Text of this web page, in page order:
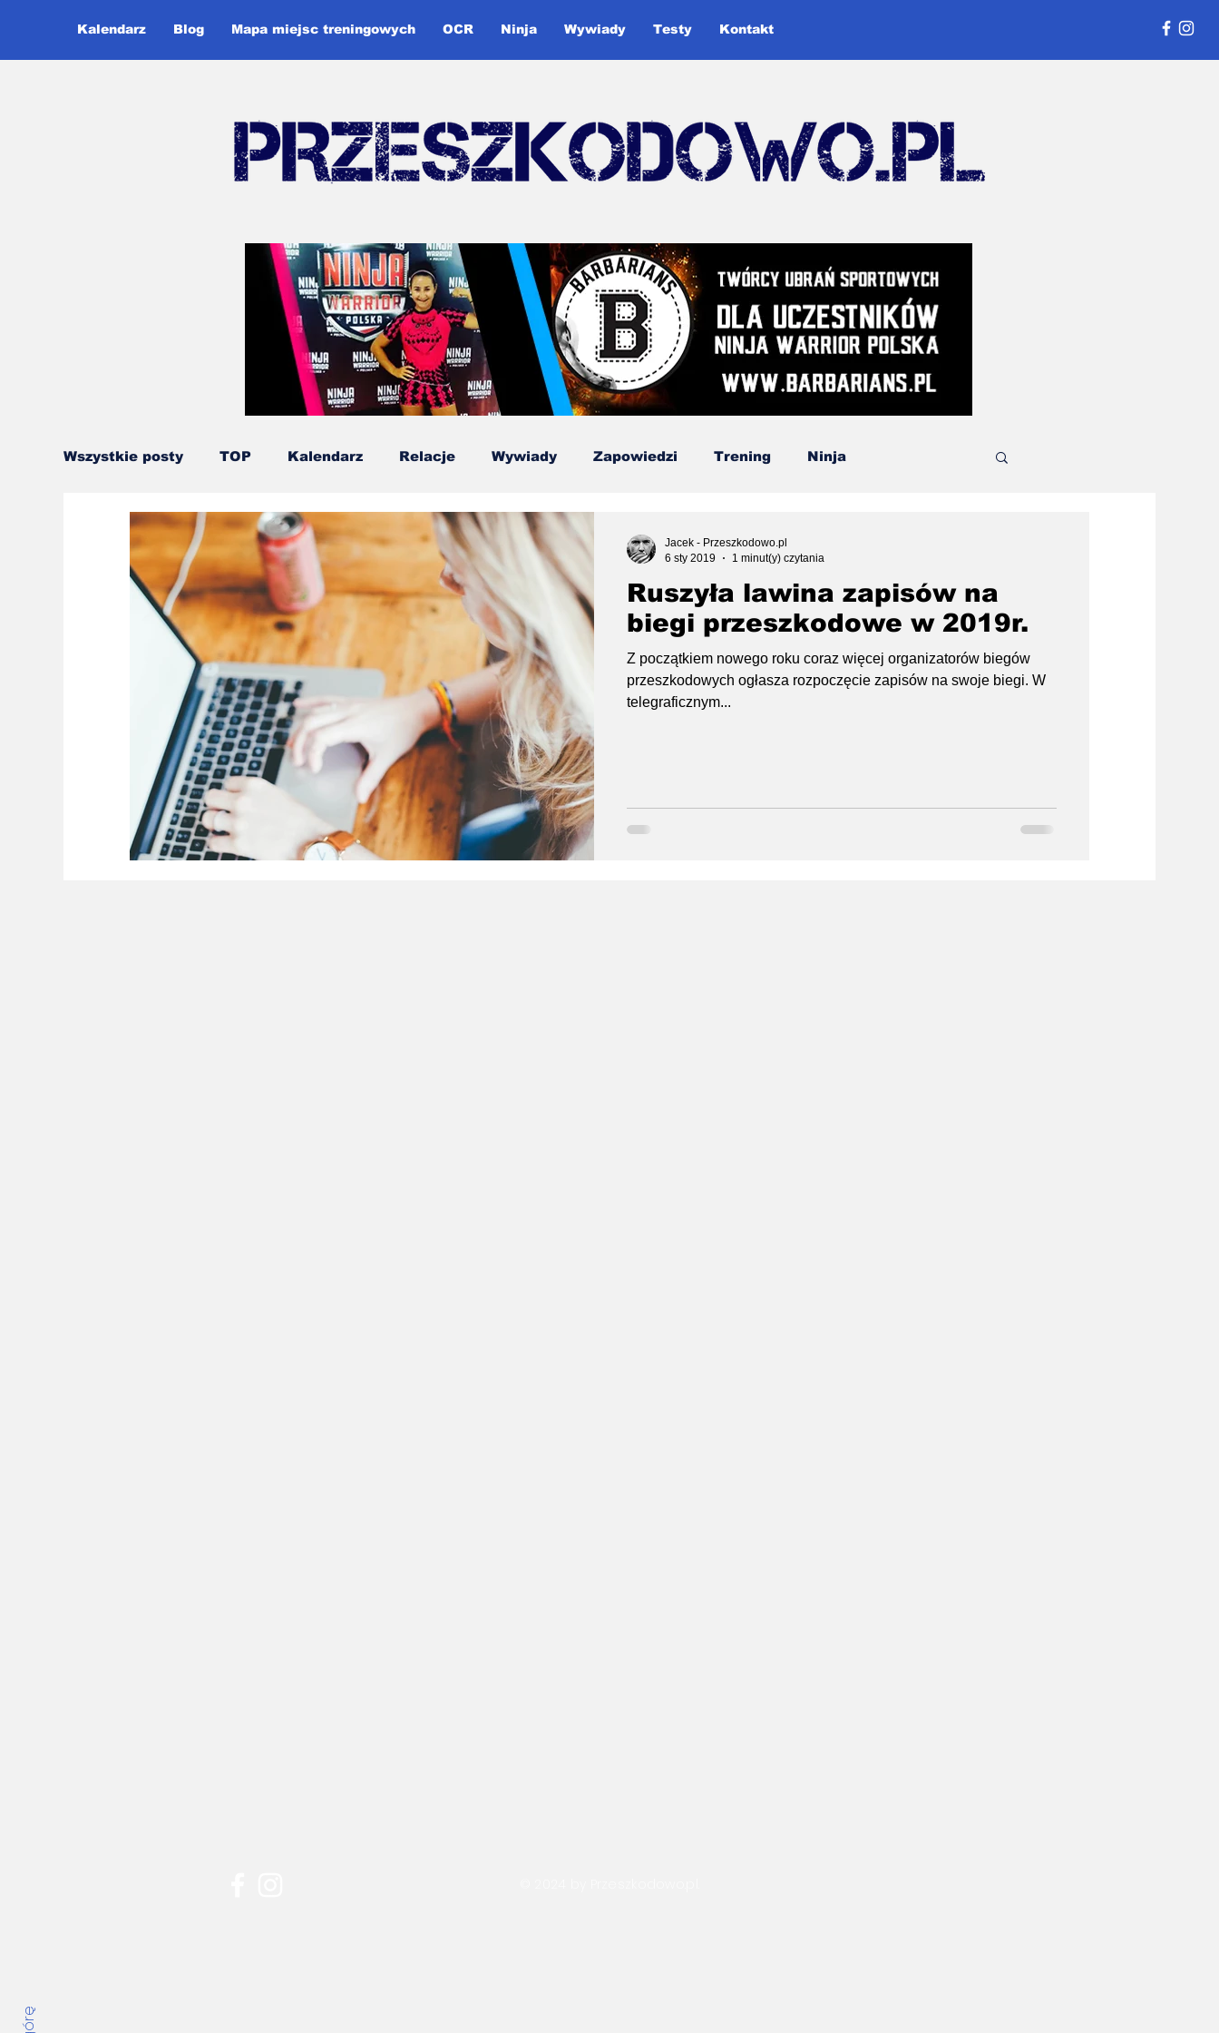
Kalendarz Blog Mapa miejsc treningowych OCR Ninja Wywiady Testy Kontakt
Wszystkie posty TOP Kalendarz Relacje Wywiady Zapowiedzi Trening Ninja
Ninja Warrior Runmageddon Śląska Liga OCR Testy
Gładko przez Przeszkody Kids OCR
Ruszyła lawina zapisów na
biegi przeszkodowe w 2019r.
Z początkiem nowego roku coraz więcej organizatorów biegów
przeszkodowych ogłasza rozpoczęcie zapisów na swoje biegi. W
telegraficznym...
Jacek - Przeszkodowo.pl
6 sty 2019
1 minut(y) czytania